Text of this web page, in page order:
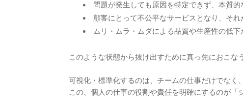
問題が発生しても原因を特定できず、本質的
顧客にとって不公平なサービスとなり、それ
ムリ・ムラ・ムダによる品質や生産性の低
このような状態から抜け出すために真っ先におこな
可視化・標準化するのは、チームの仕事だけでなく
この、個人の仕事の役割や責任を明確にするのが「